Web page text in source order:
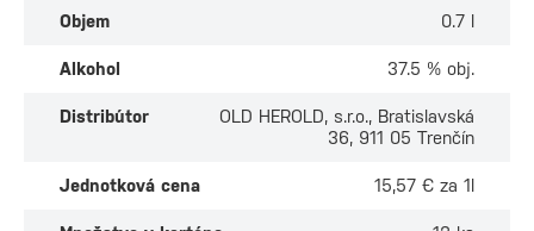
Objem 0.7 l
Alkohol 37.5 % obj.
Distribútor
OLD HEROLD, s.r.o., Bratislavská
36, 911 05 Trenčín
Jednotková cena 15,57 € za 1l